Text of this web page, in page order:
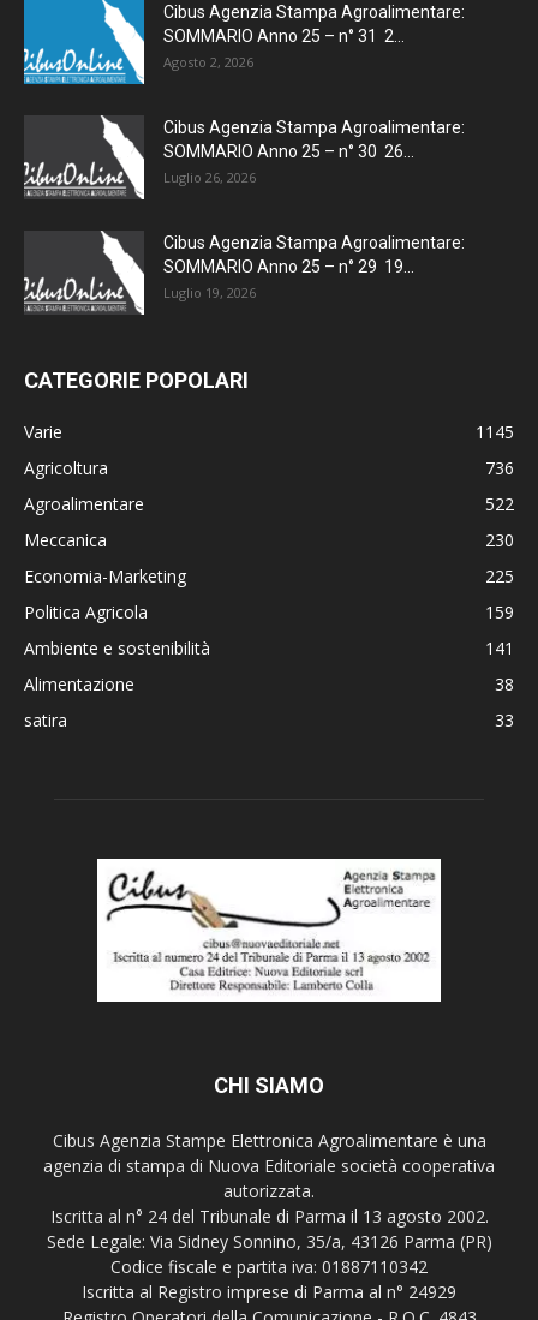
Cibus Agenzia Stampa Agroalimentare:
SOMMARIO Anno 25 – n° 31 2...
Agosto 2, 2026
Cibus Agenzia Stampa Agroalimentare:
SOMMARIO Anno 25 – n° 30 26...
Luglio 26, 2026
Cibus Agenzia Stampa Agroalimentare:
SOMMARIO Anno 25 – n° 29 19...
Luglio 19, 2026
CATEGORIE POPOLARI
Varie
1145
Agricoltura
736
Agroalimentare
522
Meccanica
230
Economia-Marketing
225
Politica Agricola
159
Ambiente e sostenibilità
141
Alimentazione
38
satira
33
CHI SIAMO
Cibus Agenzia Stampe Elettronica Agroalimentare è una
agenzia di stampa di Nuova Editoriale società cooperativa
autorizzata.
Iscritta al n° 24 del Tribunale di Parma il 13 agosto 2002.
Sede Legale: Via Sidney Sonnino, 35/a, 43126 Parma (PR)
Codice fiscale e partita iva: 01887110342
Iscritta al Registro imprese di Parma al n° 24929